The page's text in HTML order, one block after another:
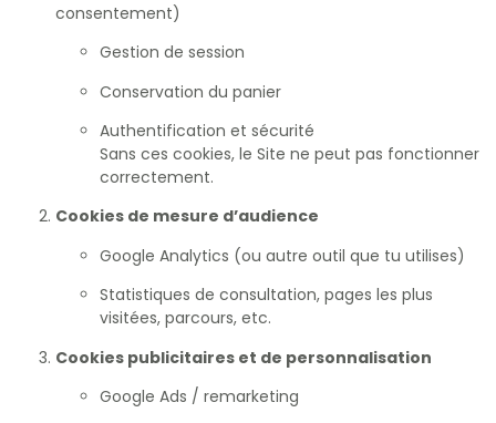
consentement)
Gestion de session
Conservation du panier
Authentification et sécurité
Sans ces cookies, le Site ne peut pas fonctionner
correctement.
Cookies de mesure d’audience
Google Analytics (ou autre outil que tu utilises)
Statistiques de consultation, pages les plus
visitées, parcours, etc.
Cookies publicitaires et de personnalisation
Google Ads / remarketing